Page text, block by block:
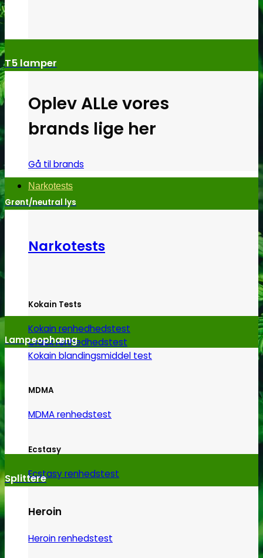
Oplev ALLe vores
brands lige her
Gå til brands
Narkotests
Narkotests
Kokain Tests
Kokain renhedhedstest
Crack renhedhedstest
Kokain blandingsmiddel test
MDMA
MDMA renhedstest
Ecstasy
Ecstasy renhedstest
Heroin
Heroin renhedstest
T5 lamper
Grønt/neutral lys
Lampeophæng
Splittere